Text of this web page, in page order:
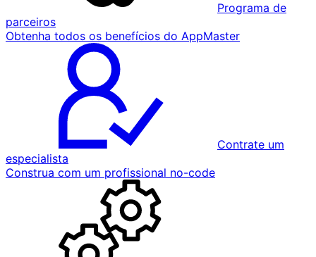
Programa de
parceiros
Obtenha todos os benefícios do AppMaster
Contrate um
especialista
Construa com um profissional no-code